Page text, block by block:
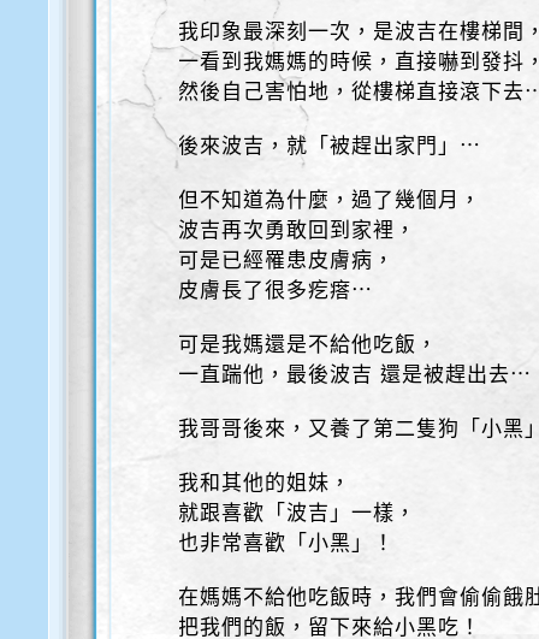
我印象最深刻一次，是波吉在樓梯間
一看到我媽媽的時候，直接嚇到發抖
然後自己害怕地，從樓梯直接滾下去
後來波吉，就「被趕出家門」⋯
但不知道為什麼，過了幾個月，
波吉再次勇敢回到家裡，
可是已經罹患皮膚病，
皮膚長了很多疙瘩⋯
可是我媽還是不給他吃飯，
一直踹他，最後波吉 還是被趕出去⋯
我哥哥後來，又養了第二隻狗「小黑
我和其他的姐妹，
就跟喜歡「波吉」一樣，
也非常喜歡「小黑」！
在媽媽不給他吃飯時，我們會偷偷餓
把我們的飯，留下來給小黑吃！